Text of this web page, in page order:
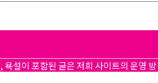
설이 포함된 글은 저희 사이트의 운영